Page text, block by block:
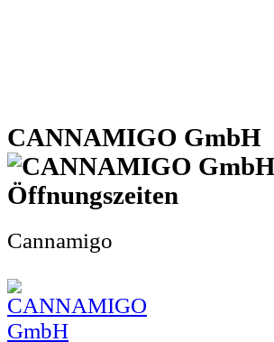
CANNAMIGO GmbH
Cannamigo